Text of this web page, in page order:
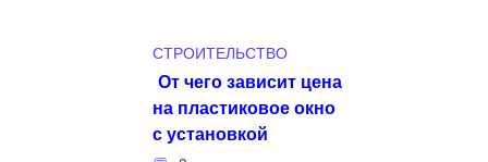
СТРОИТЕЛЬСТВО
От чего зависит цена
на пластиковое окно
с установкой